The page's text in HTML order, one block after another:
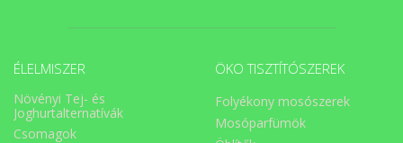
ÉLELMISZER
Növényi Tej- és
Joghurtalternatívák
Csomagok
ÖKO TISZTÍTÓSZEREK
Folyékony mosószerek
Mosóparfümök